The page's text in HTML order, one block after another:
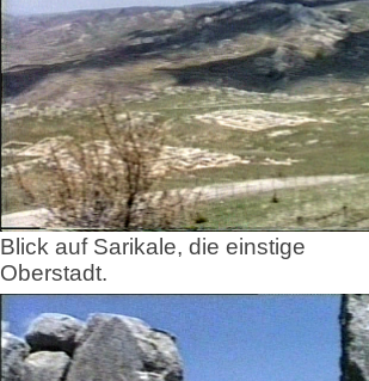
Blick auf Sarikale, die einstige
Oberstadt.